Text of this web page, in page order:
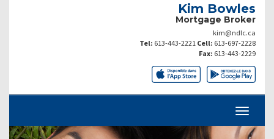
Kim Bowles
Mortgage Broker
kim@ndlc.ca
Tel: 613-443-2221 Cell: 613-697-2228
Fax: 613-443-2229